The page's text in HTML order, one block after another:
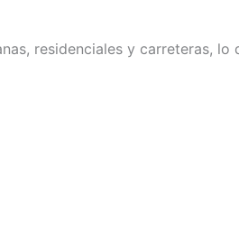
residenciales y carreteras,